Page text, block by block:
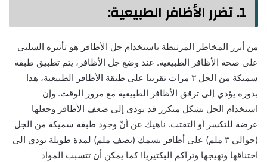
1. تضرر الأظافر الطبيعية:
من أبرز المخاطر المرتبطة باستخدام جل الأظافر هو تأثيره السلبي
على صحة الأظافر الطبيعية. عند وضع جل الأظافر، يتم تطبيق طبقة
سميكة من الجل ٣ مرات تقريبا على طبقة الأظافر الطبيعية، هذا
بدوره يؤدي إلى ترقق الأظافر الطبيعية مع مرور الوقت. وإن
استخدام الجل بشكل متكرر قد يؤدي إلى ضعف الأظافر وجعلها
عرضة للتكسر أو التفتت. ناهيك عن أنّ وجود طبقة سميكة من الجل
(حوالي ٣ ملم) على أظافر بسمك (نصف ملم) لمدة طويلة تؤدي الى
اختناقها وتهيجها وتراكم البكتيريا! كما يمكن أن تتسبب المواد